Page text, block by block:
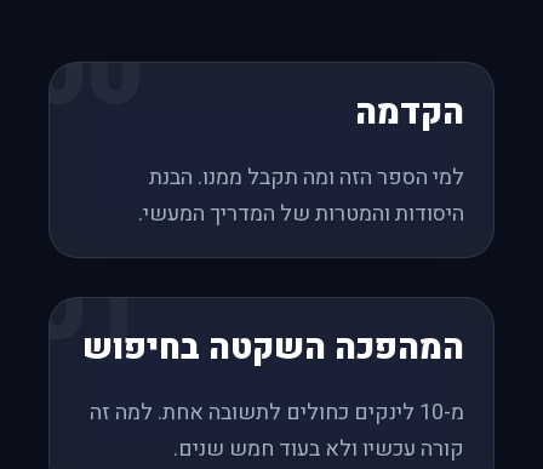
00 הקדמה
למי הספר הזה ומה תקבל ממנו. הבנת
היסודות והמטרות של המדריך המעשי.
01
המהפכה השקטה בחיפוש
מ-10 לינקים כחולים לתשובה אחת. למה זה
קורה עכשיו ולא בעוד חמש שנים.